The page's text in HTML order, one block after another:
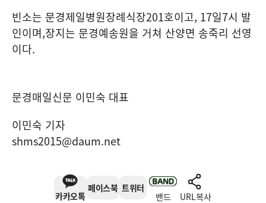
빈소는 문경제일병원장례식장201호이고, 17일7시 발
인이며,장지는 문경예송원을 거쳐 산양면 송죽리 선영
이다.
문경매일신문 이민숙 대표
이민숙 기자
shms2015@daum.net
카카오톡
페이스북 트위터
밴드 URL복사